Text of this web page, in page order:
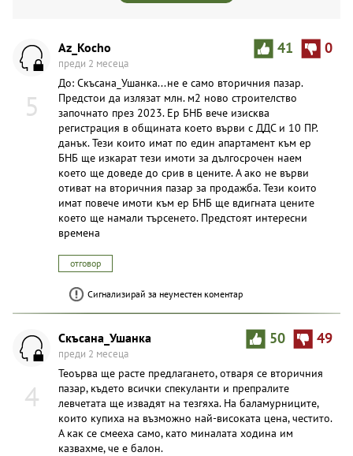
5
41 0
Az_Kocho
преди 2 месеца
До: Скъсана_Ушанка...не е само вторичния пазар.
Предстои да излязат млн. м2 ново строителство
започнато през 2023. Ер БНБ вече изисква
регистрация в общината което върви с ДДС и 10 ПР.
данък. Тези които имат по един апартамент към ер
БНБ ще изкарат тези имоти за дългосрочен наем
което ще доведе до срив в цените. А ако не върви
отиват на вторичния пазар за продажба. Тези които
имат повече имоти към ер БНБ ще вдигната цените
което ще намали търсенето. Предстоят интересни
времена
отговор
Сигнализирай за неуместен коментар
4
50 49
Скъсана_Ушанка
преди 2 месеца
Теоърва ще расте предлагането, отваря се вторичния
пазар, където всички спекуланти и препралите
левчетата ще извадят на тезгяха. На баламурниците,
които купиха на възможно най-високата цена, честито.
А как се смееха само, като миналата ходина им
казвахме, че е балон.